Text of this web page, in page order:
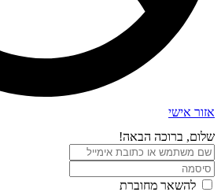
אזור אישי
שלום, ברוכה הבאה!
להשאר מחוברת